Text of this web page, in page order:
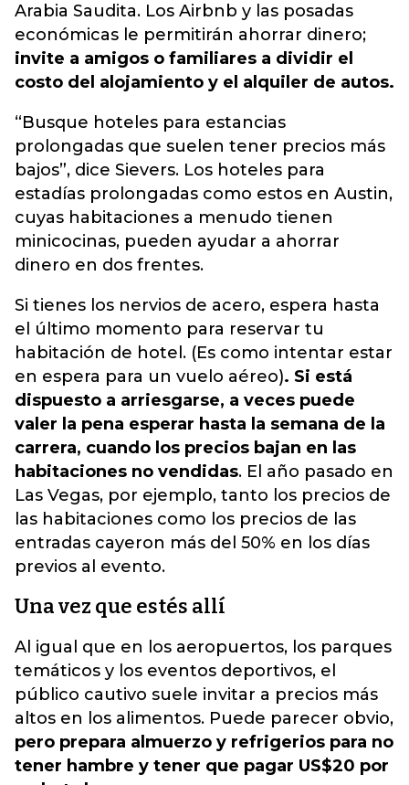
Arabia Saudita. Los Airbnb y las posadas
económicas le permitirán ahorrar dinero;
invite a amigos o familiares a dividir el
costo del alojamiento y el alquiler de autos.
“Busque hoteles para estancias
prolongadas que suelen tener precios más
bajos”, dice Sievers. Los hoteles para
estadías prolongadas como estos en Austin,
cuyas habitaciones a menudo tienen
minicocinas, pueden ayudar a ahorrar
dinero en dos frentes.
Si tienes los nervios de acero, espera hasta
el último momento para reservar tu
habitación de hotel. (Es como intentar estar
en espera para un vuelo aéreo). Si está
dispuesto a arriesgarse, a veces puede
valer la pena esperar hasta la semana de la
carrera, cuando los precios bajan en las
habitaciones no vendidas. El año pasado en
Las Vegas, por ejemplo, tanto los precios de
las habitaciones como los precios de las
entradas cayeron más del 50% en los días
previos al evento.
Una vez que estés allí
Al igual que en los aeropuertos, los parques
temáticos y los eventos deportivos, el
público cautivo suele invitar a precios más
altos en los alimentos. Puede parecer obvio,
pero prepara almuerzo y refrigerios para no
tener hambre y tener que pagar US$20 por